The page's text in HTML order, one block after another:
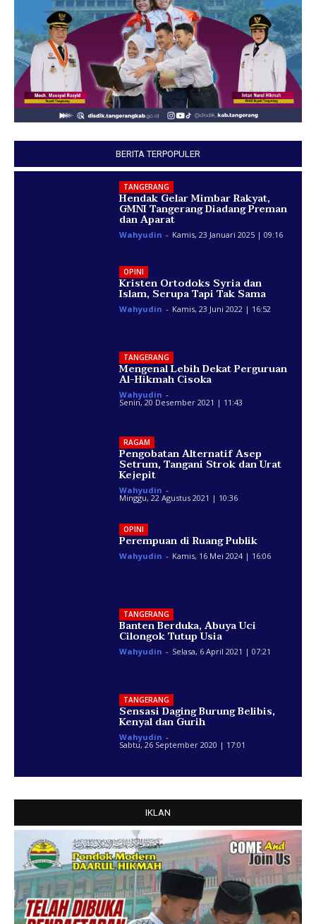
BERITA TERPOPULER
TANGERANG
Hendak Gelar Mimbar Rakyat,
GMNI Tangerang Diadang Preman
dan Aparat
Wahyudin - Kamis, 23 Januari 2025 | 09:16
OPINI
Kristen Ortodoks Syria dan
Islam, Serupa Tapi Tak Sama
Wahyudin - Kamis, 23 Juni 2022 | 16:52
TANGERANG
Mengenal Lebih Dekat Perguruan
Al-Hikmah Cisoka
Wahyudin -
Senin, 20 Desember 2021 | 11:43
RAGAM
Pengobatan Alternatif Asep
Setrum, Tangani Strok dan Urat
Kejepit
Wahyudin -
Minggu, 22 Agustus 2021 | 10:36
OPINI
Perempuan di Ruang Publik
Wahyudin - Kamis, 16 Mei 2024 | 16:06
TANGERANG
Banten Berduka, Abuya Uci
Cilongok Tutup Usia
Wahyudin - Selasa, 6 April 2021 | 07:21
TANGERANG
Sensasi Daging Burung Belibis,
Kenyal dan Gurih
Wahyudin -
Sabtu, 26 September 2020 | 17:01
IKLAN